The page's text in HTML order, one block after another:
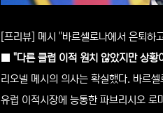
[프리뷰] 메시 "바르셀로나에서 은퇴
■ "다른 클럽 이적 원치 않았지만 상황
리오넬 메시의 의사는 확실했다. 바르
유럽 이적시장에 능통한 파브리시오